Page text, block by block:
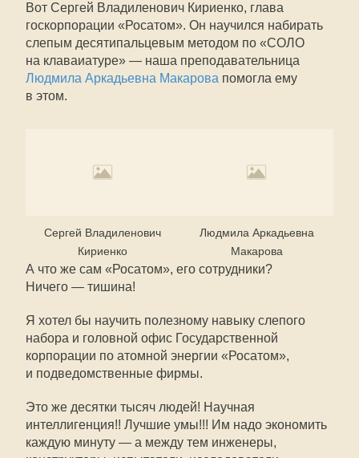
Вот Сергей Владиленович Кириенко, глава
госкорпорации «Росатом». Он научился набирать
слепым десятипальцевым методом по «СОЛО
на клаваиатуре» — наша преподавательница
Людмила Аркадьевна Макарова помогла ему
в этом.
Сергей Владиленович
Кириенко
Людмила Аркадьевна
Макарова
А что же сам «Росатом», его сотрудники?
Ничего — тишина!
Я хотел бы научить полезному навыку слепого
набора и головной офис Государственной
корпорации по атомной энергии «Росатом»,
и подведомственные фирмы.
Это же десятки тысяч людей! Научная
интеллигенция!! Лучшие умы!!! Им надо экономить
каждую минуту — а между тем инженеры,